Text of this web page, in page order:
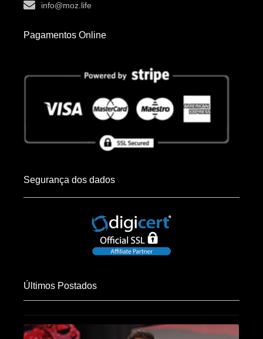
info@moz.life
Pagamentos Online
Segurança dos dados
Últimos Postados